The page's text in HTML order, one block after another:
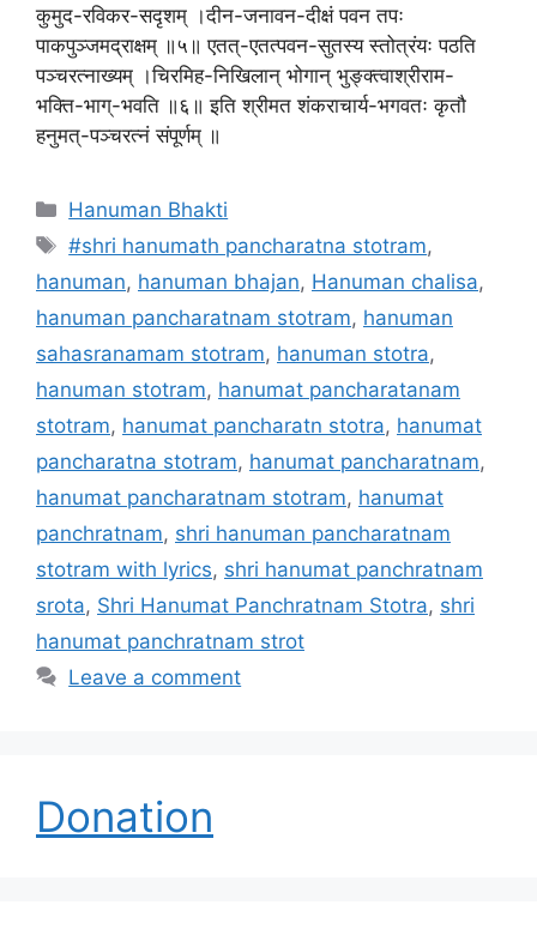
कुमुद-रविकर-सदृशम् ।दीन-जनावन-दीक्षं पवन तपः
पाकपुञ्जमद्राक्षम् ॥५॥ एतत्-एतत्पवन-सुतस्य स्तोत्रंयः पठति
पञ्चरत्नाख्यम् ।चिरमिह-निखिलान् भोगान् भुङ्क्त्वाश्रीराम-
भक्ति-भाग्-भवति ॥६॥ इति श्रीमत शंकराचार्य-भगवतः कृतौ
हनुमत्-पञ्चरत्नं संपूर्णम् ॥
Categories
Hanuman Bhakti
Tags
#shri hanumath pancharatna stotram,
hanuman, hanuman bhajan, Hanuman chalisa,
hanuman pancharatnam stotram, hanuman
sahasranamam stotram, hanuman stotra,
hanuman stotram, hanumat pancharatanam
stotram, hanumat pancharatn stotra, hanumat
pancharatna stotram, hanumat pancharatnam,
hanumat pancharatnam stotram, hanumat
panchratnam, shri hanuman pancharatnam
stotram with lyrics, shri hanumat panchratnam
srota, Shri Hanumat Panchratnam Stotra, shri
hanumat panchratnam strot
Leave a comment
Donation